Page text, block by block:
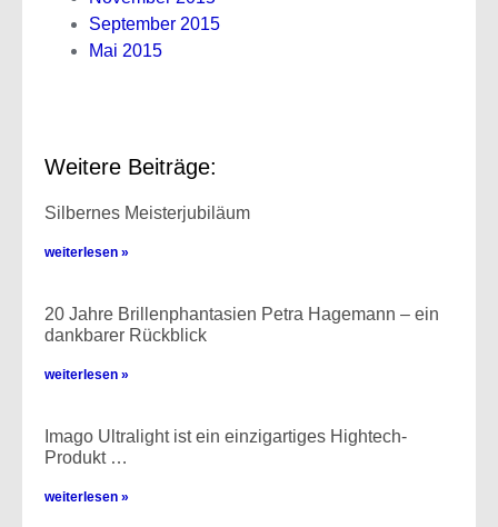
September 2015
Mai 2015
Weitere Beiträge:
Silbernes Meisterjubiläum
weiterlesen »
20 Jahre Brillenphantasien Petra Hagemann – ein
dankbarer Rückblick
weiterlesen »
Imago Ultralight ist ein einzigartiges Hightech-
Produkt …
weiterlesen »